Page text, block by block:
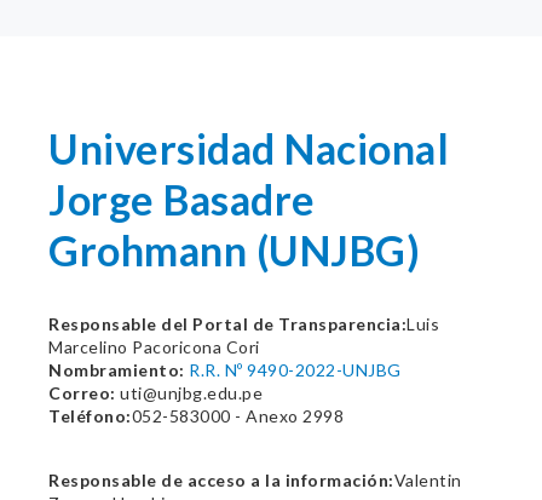
Universidad Nacional
Jorge Basadre
Grohmann (UNJBG)
Responsable del Portal de Transparencia:Luis
Marcelino Pacoricona Cori
Nombramiento: R.R. Nº 9490-2022-UNJBG
Correo: uti@unjbg.edu.pe
Teléfono:052-583000 - Anexo 2998
Responsable de acceso a la información:Valentin